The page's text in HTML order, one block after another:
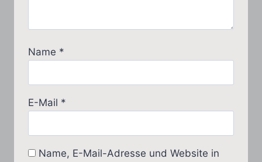
Name *
E-Mail *
Name, E-Mail-Adresse und Website in